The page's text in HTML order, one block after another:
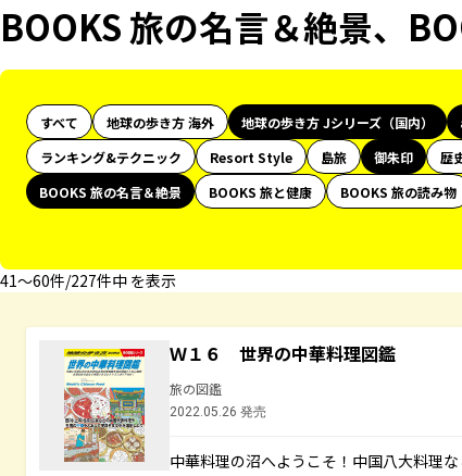
BOOKS 旅の名言＆絶景、
すべて 地球の歩き方 海外 地球の歩き方 Jシリーズ（国内）
ランキング&テクニック
Resort Style 島旅 御朱印 歴
BOOKS 旅の名言＆絶景
BOOKS 旅と健康 BOOKS 旅の読み物
41〜60件/227件中 を表示
Ｗ１６ 世界の中華料理図鑑
旅の図鑑
2022.05.26 発売
中華料理の沼へようこそ！中国八大料理